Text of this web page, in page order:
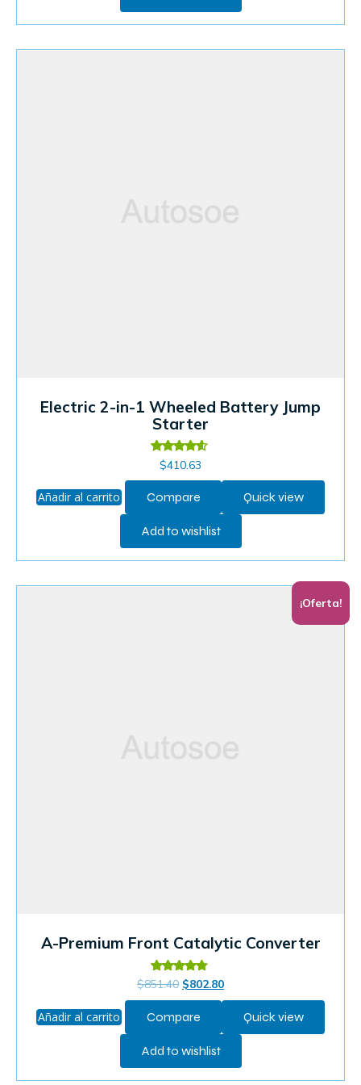
Electric 2-in-1 Wheeled Battery Jump
Starter
Valorado
en
4.40
de 5
$410.63
Añadir al carrito Compare Quick view
Add to wishlist
¡Oferta!
A-Premium Front Catalytic Converter
Valorado
en
4.60
de 5
$851.40 $802.80
Añadir al carrito Compare Quick view
Add to wishlist